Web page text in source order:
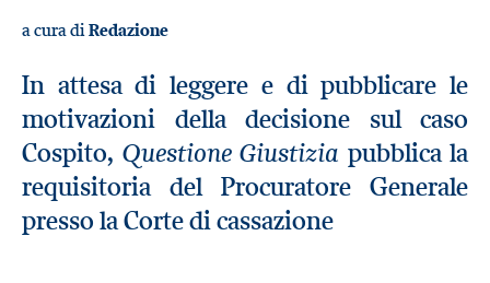
a cura diRedazione
In attesa di leggere e di pubblicare le
motivazioni della decisione sul caso
Cospito, Questione Giustizia pubblica la
requisitoria del Procuratore Generale
presso la Corte di cassazione